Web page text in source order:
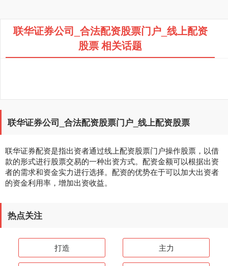
联华证券公司_合法配资股票门户_线上配资
股票 相关话题
联华证券公司_合法配资股票门户_线上配资股票
联华证券配资是指出资者通过线上配资股票门户操作股票，以借
款的形式进行股票交易的一种出资方式。配资金额可以根据出资
者的需求和资金实力进行选择。配资的优势在于可以加大出资者
的资金利用率，增加出资收益。
热点关注
打造 主力